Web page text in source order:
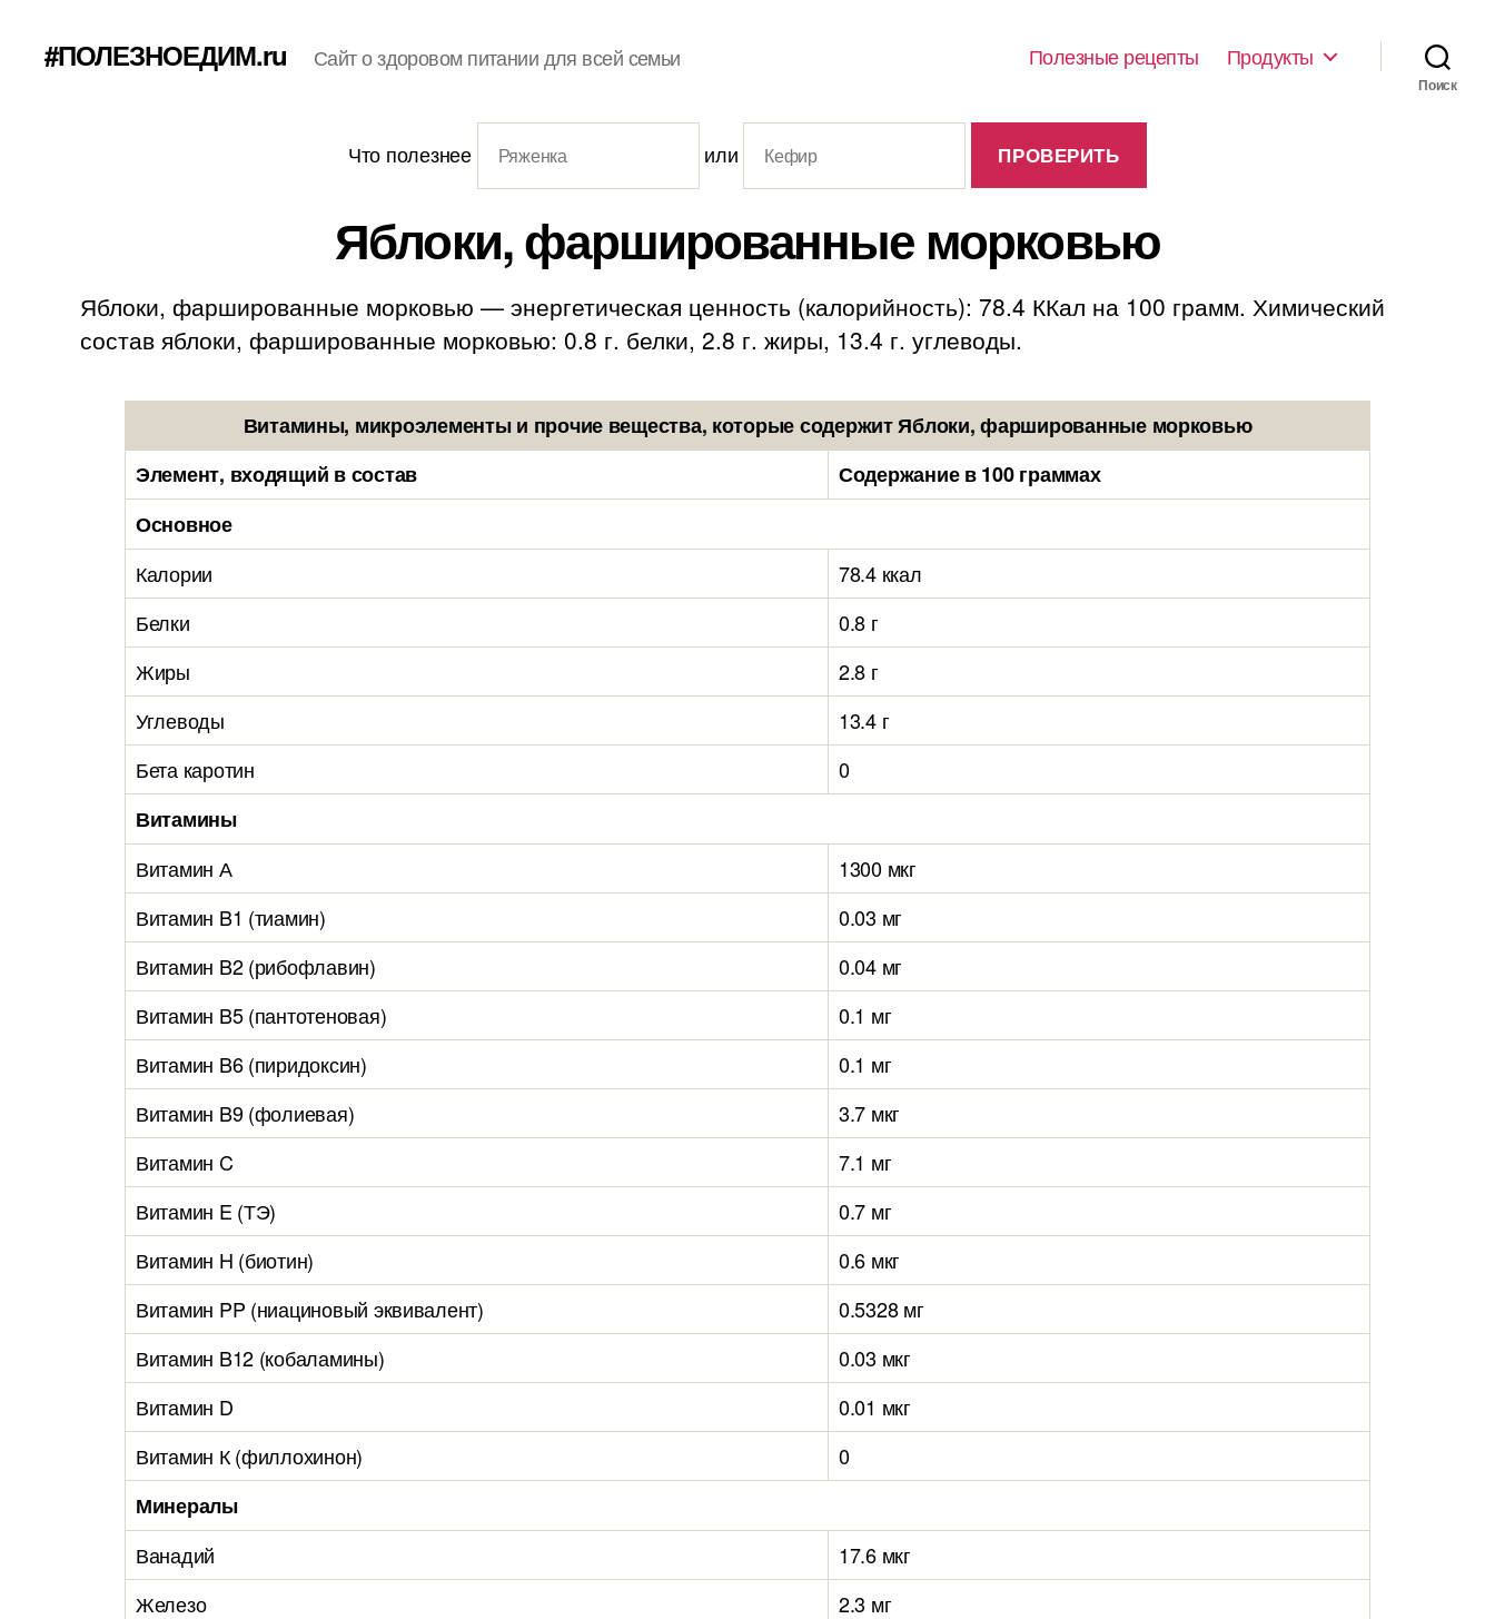
#ПОЛЕЗНОЕДИМ.ru Сайт о здоровом питании для всей семьи Полезные рецепты Продукты
Поиск
Что полезнее или
Яблоки, фаршированные морковью
Яблоки, фаршированные морковью — энергетическая ценность (калорийность): 78.4 ККал на 100 грамм. Химический
состав яблоки, фаршированные морковью: 0.8 г. белки, 2.8 г. жиры, 13.4 г. углеводы.
Витамины, микроэлементы и прочие вещества, которые содержит Яблоки, фаршированные морковью
Элемент, входящий в состав
Содержание в 100 граммах
Основное
Калории
78.4 ккал
Белки
0.8 г
Жиры
2.8 г
Углеводы
13.4 г
Бета каротин
0
Витамины
Витамин А
1300 мкг
Витамин B1 (тиамин)
0.03 мг
Витамин B2 (рибофлавин)
0.04 мг
Витамин B5 (пантотеновая)
0.1 мг
Витамин B6 (пиридоксин)
0.1 мг
Витамин B9 (фолиевая)
3.7 мкг
Витамин C
7.1 мг
Витамин E (ТЭ)
0.7 мг
Витамин H (биотин)
0.6 мкг
Витамин PP (ниациновый эквивалент)
0.5328 мг
Витамин B12 (кобаламины)
0.03 мкг
Витамин D
0.01 мкг
Витамин К (филлохинон)
0
Минералы
Ванадий
17.6 мкг
Железо
2.3 мг